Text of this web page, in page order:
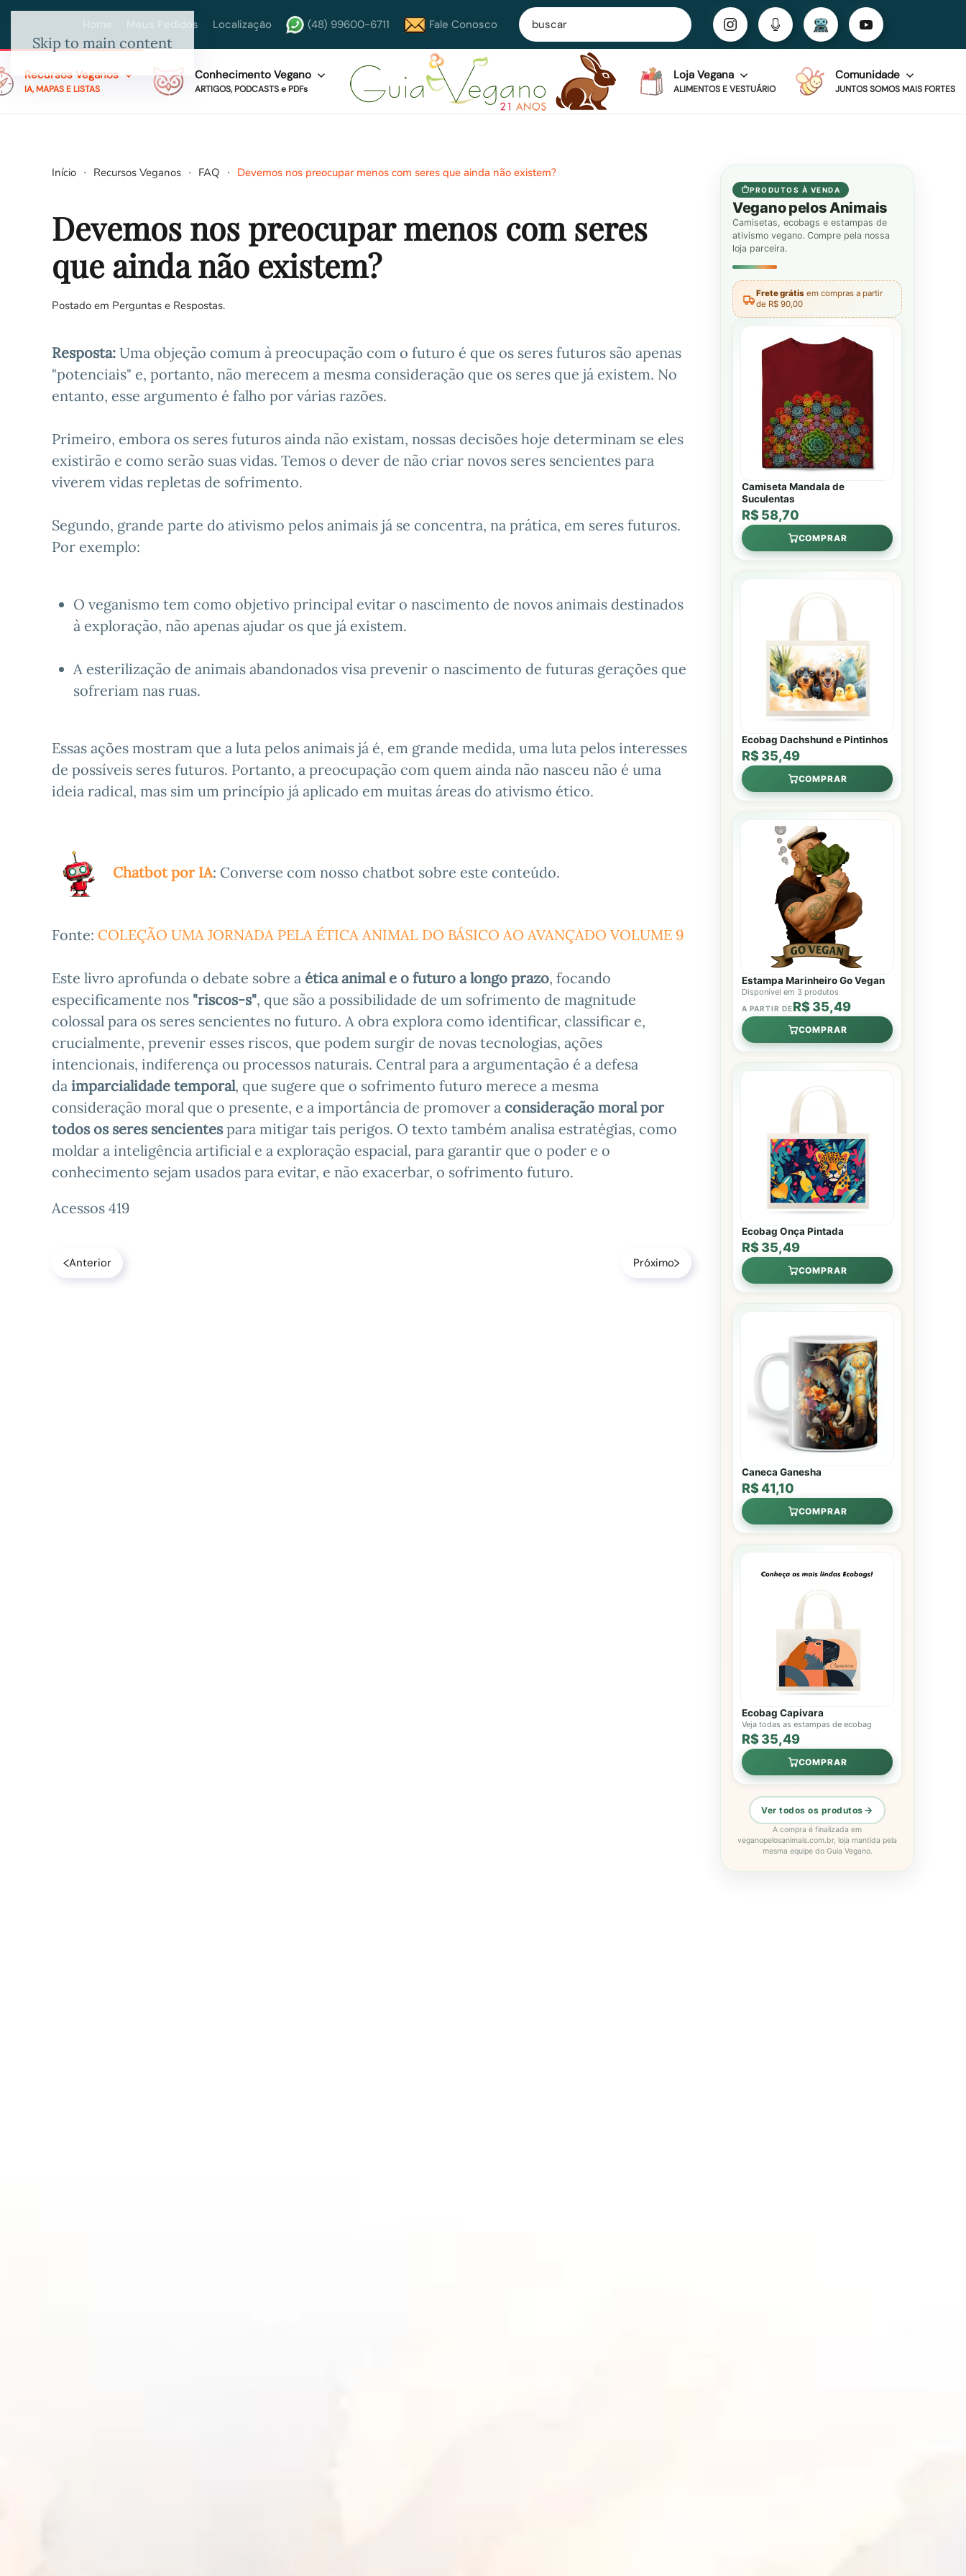
Skip to main content
Home Meus Pedidos Localização (48) 99600-6711 Fale Conosco
Recursos Veganos
IA, MAPAS E LISTAS
Conhecimento Vegano
ARTIGOS, PODCASTS e PDFs
Loja Vegana
ALIMENTOS E VESTUÁRIO
Comunidade
JUNTOS SOMOS MAIS FORTES
Início Recursos Veganos FAQ Devemos nos preocupar menos com seres que ainda não existem?
Devemos nos preocupar menos com seres
que ainda não existem?
Postado em Perguntas e Respostas.
Resposta: Uma objeção comum à preocupação com o futuro é que os seres futuros são apenas
"potenciais" e, portanto, não merecem a mesma consideração que os seres que já existem. No
entanto, esse argumento é falho por várias razões.
Primeiro, embora os seres futuros ainda não existam, nossas decisões hoje determinam se eles
existirão e como serão suas vidas. Temos o dever de não criar novos seres sencientes para
viverem vidas repletas de sofrimento.
Segundo, grande parte do ativismo pelos animais já se concentra, na prática, em seres futuros.
Por exemplo:
O veganismo tem como objetivo principal evitar o nascimento de novos animais destinados
à exploração, não apenas ajudar os que já existem.
A esterilização de animais abandonados visa prevenir o nascimento de futuras gerações que
sofreriam nas ruas.
Essas ações mostram que a luta pelos animais já é, em grande medida, uma luta pelos interesses
de possíveis seres futuros. Portanto, a preocupação com quem ainda não nasceu não é uma
ideia radical, mas sim um princípio já aplicado em muitas áreas do ativismo ético.
Chatbot por IA: Converse com nosso chatbot sobre este conteúdo.
Fonte: COLEÇÃO UMA JORNADA PELA ÉTICA ANIMAL DO BÁSICO AO AVANÇADO VOLUME 9
Este livro aprofunda o debate sobre a ética animal e o futuro a longo prazo, focando
especificamente nos "riscos-s", que são a possibilidade de um sofrimento de magnitude
colossal para os seres sencientes no futuro. A obra explora como identificar, classificar e,
crucialmente, prevenir esses riscos, que podem surgir de novas tecnologias, ações
intencionais, indiferença ou processos naturais. Central para a argumentação é a defesa
da imparcialidade temporal, que sugere que o sofrimento futuro merece a mesma
consideração moral que o presente, e a importância de promover a consideração moral por
todos os seres sencientespara mitigar tais perigos. O texto também analisa estratégias, como
moldar a inteligência artificial e a exploração espacial, para garantir que o poder e o
conhecimento sejam usados para evitar, e não exacerbar, o sofrimento futuro.
Acessos 419
Anterior Próximo
PRODUTOS À VENDA
Vegano pelos Animais
Camisetas, ecobags e estampas de
ativismo vegano. Compre pela nossa
loja parceira.
Frete grátis em compras a partir
de R$ 90,00
Camiseta Mandala de
Suculentas
R$ 58,70
COMPRAR
Ecobag Dachshund e Pintinhos
R$ 35,49
COMPRAR
Estampa Marinheiro Go Vegan
Disponível em 3 produtos
A PARTIR DER$ 35,49
COMPRAR
Ecobag Onça Pintada
R$ 35,49
COMPRAR
Caneca Ganesha
R$ 41,10
COMPRAR
Ecobag Capivara
Veja todas as estampas de ecobag
R$ 35,49
COMPRAR
Ver todos os produtos
A compra é finalizada em
veganopelosanimais.com.br, loja mantida pela
mesma equipe do Guia Vegano.